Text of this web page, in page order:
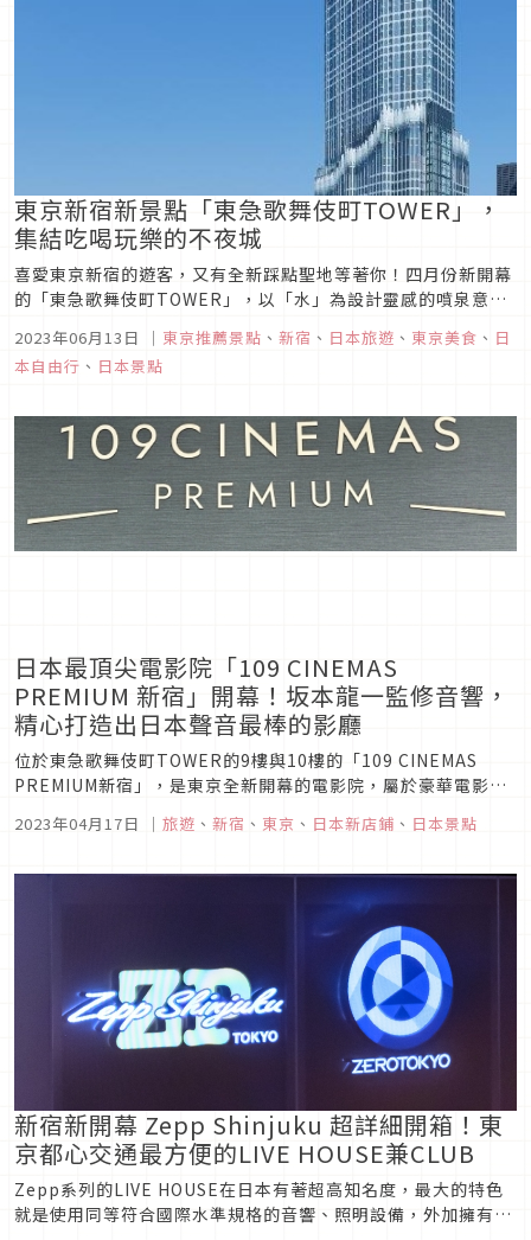
東京新宿新景點「東急歌舞伎町TOWER」，
集結吃喝玩樂的不夜城
喜愛東京新宿的遊客，又有全新踩點聖地等著你！四月份新開幕
的「東急歌舞伎町TOWER」，以「水」為設計靈感的噴泉意象
施，集結餐廳、劇場、電影院、飯店及展演空間，有結合餘興節
目表演、接近24小時營業的美食不夜城；巨大抓娃娃機加上超人
2023年06月13日 ｜ 東京推薦景點 、 新宿 、 日本旅遊 、 東京美食 、 日
本自由行 、 日本景點
日本最頂尖電影院「109 CINEMAS
PREMIUM 新宿」開幕！坂本龍一監修音響，
精心打造出日本聲音最棒的影廳
位於東急歌舞伎町TOWER的9樓與10樓的「109 CINEMAS
PREMIUM新宿」，是東京全新開幕的電影院，屬於豪華電影院
廳使用的音響系統是由坂本龍一監修，目標是帶給大家最高等級
2023年04月17日 ｜ 旅遊 、 新宿 、 東京 、 日本新店鋪 、 日本景點
新宿新開幕 Zepp Shinjuku 超詳細開箱！東
京都心交通最方便的LIVE HOUSE兼CLUB
Zepp系列的LIVE HOUSE在日本有著超高知名度，最大的特色
就是使用同等符合國際水準規格的音響、照明設備，外加擁有相